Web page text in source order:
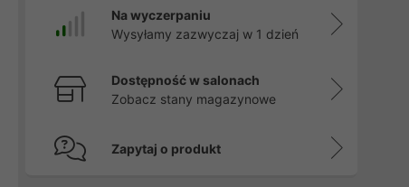
Na wyczerpaniu
Wysyłamy zazwyczaj w 1 dzień
Dostępność w salonach
Zobacz stany magazynowe
Zapytaj o produkt